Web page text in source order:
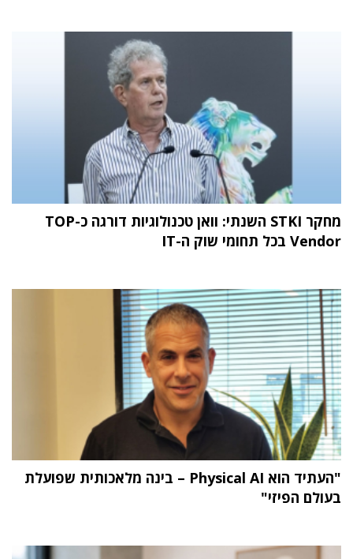
מחקר STKI השנתי: וואן טכנולוגיות דורגה כ-TOP
Vendor בכל תחומי שוק ה-IT
"העתיד הוא Physical AI – בינה מלאכותית שפועלת
בעולם הפיזי"